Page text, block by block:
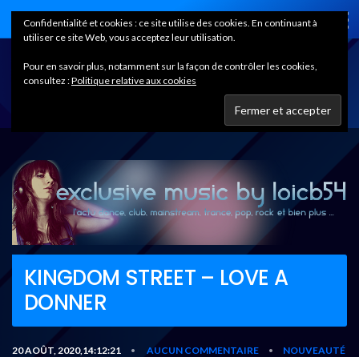
Home
KINGDOM STREET – LOVE A
DONNER
20 AOÛT, 2020,14:12:21 • AUCUN COMMENTAIRE •
NOUVEAUTÉ
Confidentialité et cookies : ce site utilise des cookies. En continuant à
utiliser ce site Web, vous acceptez leur utilisation.
Pour en savoir plus, notamment sur la façon de contrôler les cookies,
consultez :Politique relative aux cookies